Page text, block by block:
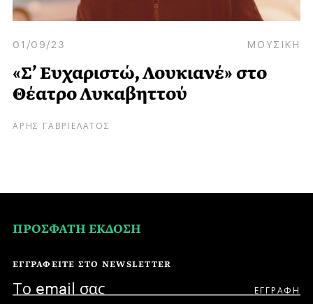
01/09/23 ΜΟΥΣΙΚΗ
«Σ’ Ευχαριστώ, Λουκιανέ» στο
Θέατρο Λυκαβηττού
ΑΡΗΣ ΓΑΒΡΙΕΛΑΤΟΣ
ΠΡΟΣΦΑΤΗ ΕΚΔΟΣΗ
ΕΓΓΡΑΦΕΙΤΕ ΣΤΟ NEWSLETTER